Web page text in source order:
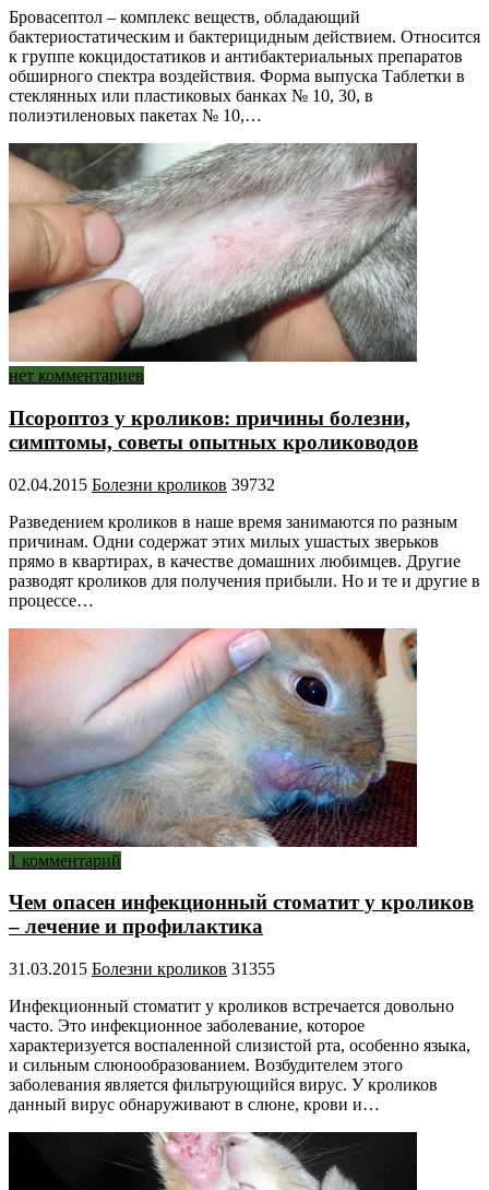
Бровасептол – комплекс веществ, обладающий
бактериостатическим и бактерицидным действием. Относится
к группе кокцидостатиков и антибактериальных препаратов
обширного спектра воздействия. Форма выпуска Таблетки в
стеклянных или пластиковых банках № 10, 30, в
полиэтиленовых пакетах № 10,…
нет комментариев
Псороптоз у кроликов: причины болезни,
симптомы, советы опытных кролиководов
02.04.2015 Болезни кроликов 39732
Разведением кроликов в наше время занимаются по разным
причинам. Одни содержат этих милых ушастых зверьков
прямо в квартирах, в качестве домашних любимцев. Другие
разводят кроликов для получения прибыли. Но и те и другие в
процессе…
1 комментарий
Чем опасен инфекционный стоматит у кроликов
– лечение и профилактика
31.03.2015 Болезни кроликов 31355
Инфекционный стоматит у кроликов встречается довольно
часто. Это инфекционное заболевание, которое
характеризуется воспаленной слизистой рта, особенно языка,
и сильным слюнообразованием. Возбудителем этого
заболевания является фильтрующийся вирус. У кроликов
данный вирус обнаруживают в слюне, крови и…